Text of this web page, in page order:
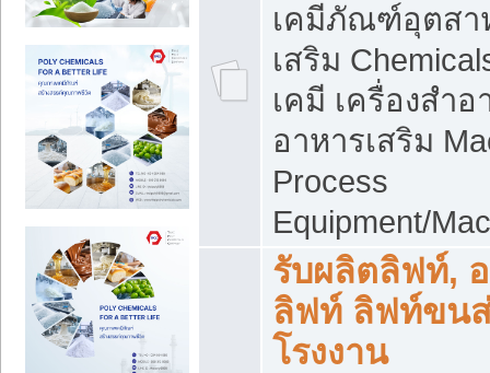
เคมีภัณฑ์อุตสา
เสริม
เคมี เครื่องสำ
อาหารเสริม
Process
Equipment/
รับผลิตลิฟท์,
ลิฟท์ ลิฟท์ขน
โรงงาน